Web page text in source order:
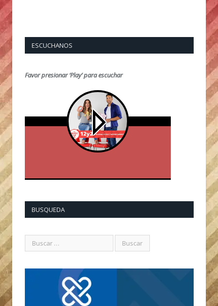
ESCUCHANOS
Favor presionar ‘Play’ para escuchar
BUSQUEDA